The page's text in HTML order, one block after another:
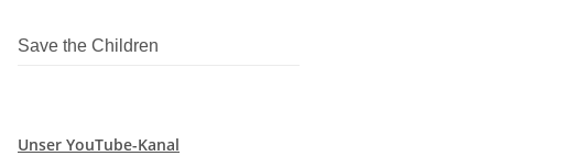
Save the Children
Unser YouTube-Kanal